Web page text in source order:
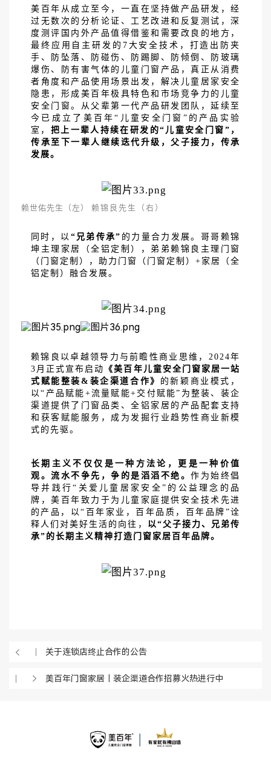
美百年从成立至今，一直在坚持做产品研发，经
过无数次的分析论证、工艺改进和反复测试，深
度测评国内外产品值得借鉴和需要改良的地方，
最终应用自主研发的 7大安全技术，打造出防夹
手、防坠落、防碰伤、防踢脚、防倾倒、防玻璃
爆伤、防有害气体的儿童门窗产品，真正从消费
者角度和产品使用场景出发，解决儿童居家安全
隐患，形成美百年极具特色和市场竞争力的儿童
安全门窗。从父辈第一代产品研发团队，延续至
今已成立了美百年“儿童安全门窗”的产品实验
室， 把上一辈人持续在研发的“儿童安全门窗”，
传承至下一辈人继续迭代升级，父子接力，传承
发展。
赖世佑先生（左） 赖锦良先生（右）
同时，以 “兄弟传承” 的力量合力发展。哥哥赖锦
坤主理家居（全铝定制），弟弟赖锦良主理门窗
（门窗定制），助力门窗（门窗定制） +家居（全
铝定制）融合发展。
赖锦良以卓越领导力与前瞻性商业思维， 2024年
3月正式宣布启动 《美百年儿童安全门窗家居一站
式赋能整装 &装企渠道合作》 的新颖商业模式，
以“产品赋能+流量赋能+交付赋能”为整装、装企
渠道提供了门窗品类、全铝家居的产品配套支持
和获客赋能服务，成为发掘行业趋势性商业新模
式的先驱。
长期主义不仅仅是一种方法论，更是一种价值
观。流水不争先，争的是滔滔不绝。 作为始终倡
导并践行“关爱儿童居家安全”的公益理念的品
牌，美百年致力于为儿童家庭提供安全技术先进
的产品，以“百年家业，百年品质，百年品牌”诠
释人们对美好生活的向往， 以 “父子接力、兄弟传
承”的长期主义精神打造门窗家居百年品牌。
关于连锁店终止合作的公告
美百年门窗家居｜装企渠道合作招募火热进行中